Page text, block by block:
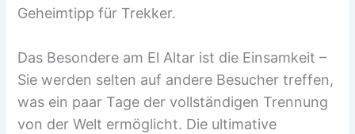
Geheimtipp für Trekker.
Das Besondere am El Altar ist die Einsamkeit –
Sie werden selten auf andere Besucher treffen,
was ein paar Tage der vollständigen Trennung
von der Welt ermöglicht. Die ultimative